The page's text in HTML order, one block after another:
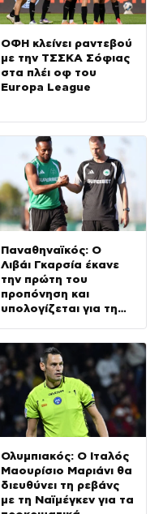
ΟΦΗ κλείνει ραντεβού
με την ΤΣΣΚΑ Σόφιας
στα πλέι οφ του
Europa League
Παναθηναϊκός: Ο
Λιβάι Γκαρσία έκανε
την πρώτη του
προπόνηση και
υπολογίζεται για τη
Ολυμπιακός: Ο Ιταλός
Μαουρίσιο Μαριάνι θα
διευθύνει τη ρεβάνς
με τη Ναϊμέγκεν για τα